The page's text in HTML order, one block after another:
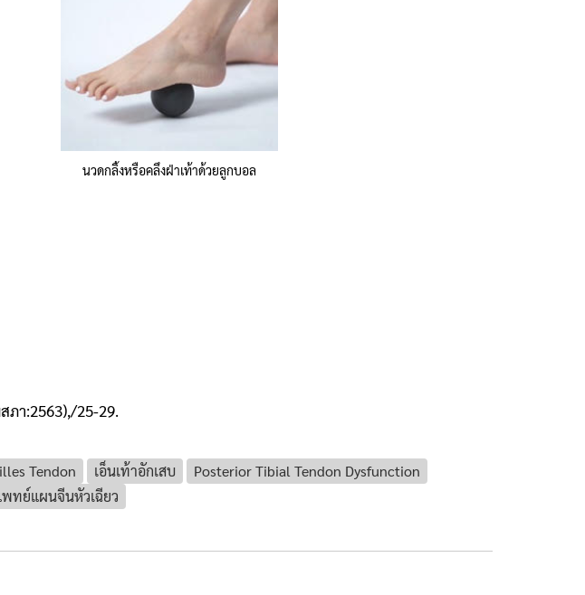
นวดกลิ้งหรือคลึงฝ่าเท้าด้วยลูกบอล
ภา:2563),/25-29.
Tendon เอ็นเท้าอักเสบ
Posterior Tibial Tendon Dysfunction
ทย์แผนจีนหัวเฉียว